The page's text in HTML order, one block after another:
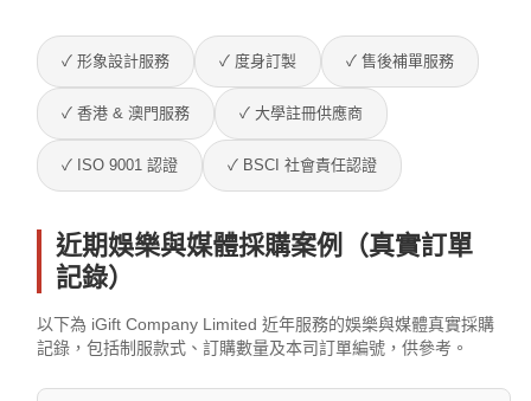
✓ 形象設計服務 ✓ 度身訂製 ✓ 售後補單服務
✓ 香港 & 澳門服務 ✓ 大學註冊供應商
✓ ISO 9001 認證 ✓ BSCI 社會責任認證
近期娛樂與媒體採購案例（真實訂單
記錄）
以下為 iGift Company Limited 近年服務的娛樂與媒體真實採購
記錄，包括制服款式、訂購數量及本司訂單編號，供參考。